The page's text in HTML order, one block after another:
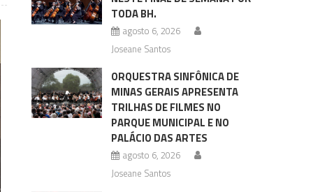
TODA BH.
agosto 6, 2026
Joseane Santos
ORQUESTRA SINFÔNICA DE
MINAS GERAIS APRESENTA
TRILHAS DE FILMES NO
PARQUE MUNICIPAL E NO
PALÁCIO DAS ARTES
agosto 6, 2026
Joseane Santos